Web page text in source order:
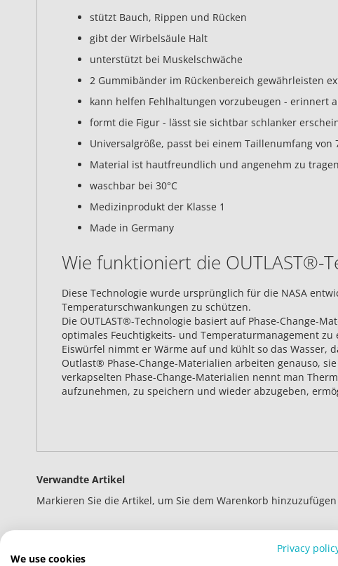
stützt Bauch, Rippen und Rücken
gibt der Wirbelsäule Halt
unterstützt bei Muskelschwäche
2 Gummibänder im Rückenbereich gewährleisten
kann helfen Fehlhaltungen vorzubeugen - erinnert
formt die Figur - lässt sie sichtbar schlanker
Universalgröße, passt bei einem Taillenumfang
Material ist hautfreundlich und angenehm zu tragen
waschbar bei 30°C
Medizinprodukt der Klasse 1
Made in Germany
Wie funktioniert die OUTLAST®-
Diese Technologie wurde ursprünglich für die NASA
Temperaturschwankungen zu schützen.
Die OUTLAST®-Technologie basiert auf Phase-Change-
optimales Feuchtigkeits- und Temperaturmanagement
Eiswürfel nimmt er Wärme auf und kühlt so das Wasser,
Outlast® Phase-Change-Materialien arbeiten genauso,
verkapselten Phase-Change-Materialien nennt man
aufzunehmen, zu speichern und wieder abzugeben,
Verwandte Artikel
Markieren Sie die Artikel, um Sie dem Warenkorb
Privacy
We use cookies